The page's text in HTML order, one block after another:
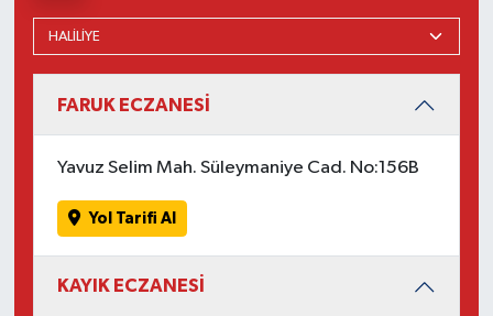
FARUK ECZANESİ
Yavuz Selim Mah. Süleymaniye Cad. No:156B
Yol Tarifi Al
KAYIK ECZANESİ